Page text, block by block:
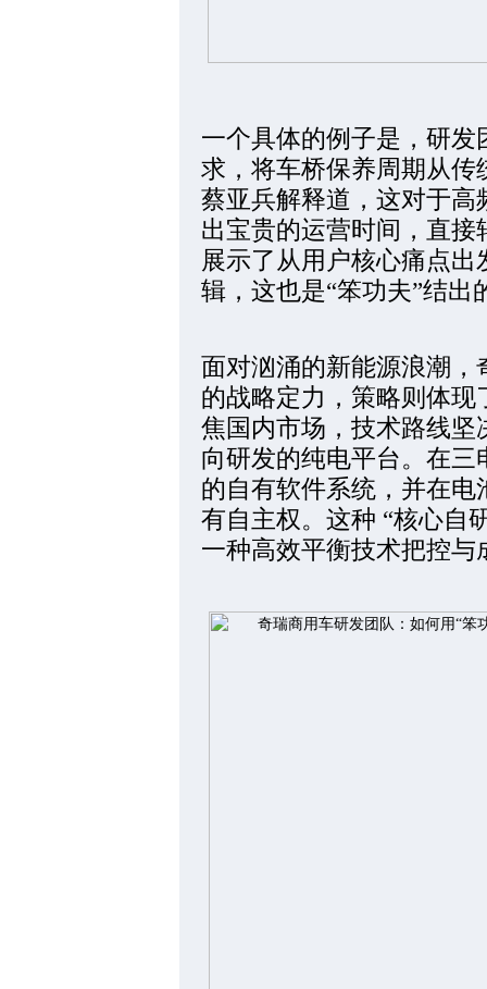
一个具体的例子是，研
求，将车桥保养周期从传
蔡亚兵解释道，这对于
出宝贵的运营时间，直
展示了从用户核心痛点
辑，这也是“笨功夫”结出
面对汹涌的新能源浪潮
的战略定力，策略则体现
焦国内市场，技术路线坚
向研发的纯电平台。在
的自有软件系统，并在
有自主权。这种 “核心自
一种高效平衡技术把控与